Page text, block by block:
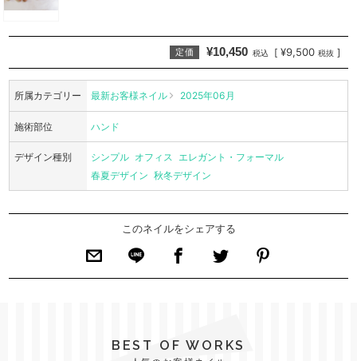
定価 ¥10,450 税込 [ ¥9,500 税抜 ]
所属カテゴリー 最新お客様ネイル 2025年06月
施術部位 ハンド
デザイン種別 シンプル オフィス エレガント・フォーマル
春夏デザイン 秋冬デザイン
このネイルをシェアする
BEST OF WORKS